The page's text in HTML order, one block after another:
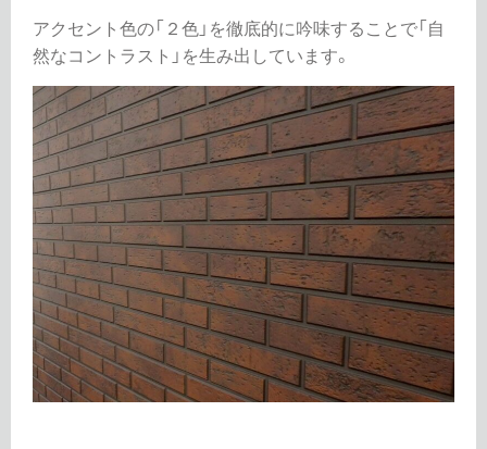
アクセント色の「２色」を徹底的に吟味することで「自
然なコントラスト」を生み出しています。